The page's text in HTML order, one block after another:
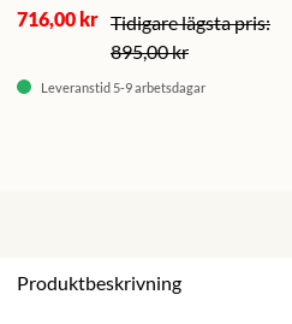
716,00 kr
895,00 kr
Leveranstid 5-9 arbetsdagar
Produktbeskrivning